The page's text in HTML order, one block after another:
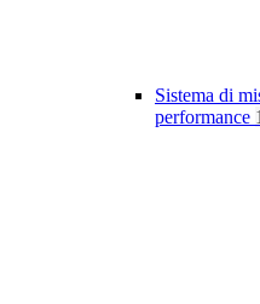
Sistema di
performance 1